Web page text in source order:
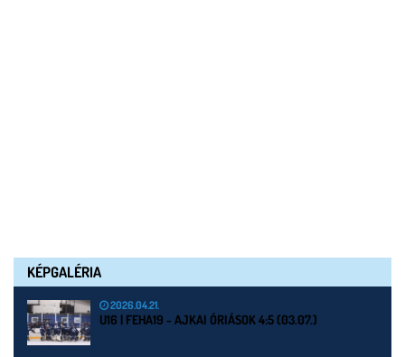
KÉPGALÉRIA
2026.04.21.
U16 | FEHA19 - AJKAI ÓRIÁSOK 4:5 (03.07.)